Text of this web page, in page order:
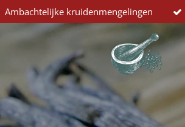
Ambachtelijke kruidenmengelingen